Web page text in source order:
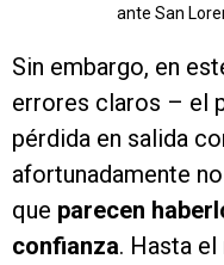
ante San
Sin embargo, en
errores claros – el
pérdida en salida
afortunadamente
que parecen
confianza. Hasta